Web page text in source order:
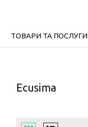
ТОВАРИ ТА ПОСЛУГИ
Ecusima